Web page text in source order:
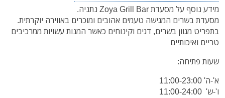
מידע נוסף על מסעדת Zoya Grill Bar נתניה.
מסעדת בשרים המגישה טעמים אהובים ומוכרים באווירה יוקרתית.
בתפריט מגוון בשרים, דגים וקינוחים כאשר המנות עשויות ממרכיבים
טריים ואיכותיים
שעות פתיחה:
א'-ה' 11:00-23:00
ו'-ש' 11:00-24:00